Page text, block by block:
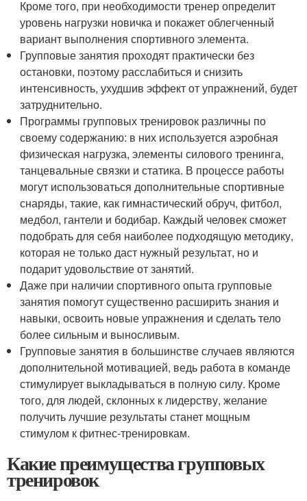
Кроме того, при необходимости тренер определит
уровень нагрузки новичка и покажет облегченный
вариант выполнения спортивного элемента.
Групповые занятия проходят практически без
остановки, поэтому расслабиться и снизить
интенсивность, ухудшив эффект от упражнений, будет
затруднительно.
Программы групповых тренировок различны по
своему содержанию: в них используется аэробная
физическая нагрузка, элементы силового тренинга,
танцевальные связки и статика. В процессе работы
могут использоваться дополнительные спортивные
снаряды, такие, как гимнастический обруч, фитбол,
медбол, гантели и бодибар. Каждый человек сможет
подобрать для себя наиболее подходящую методику,
которая не только даст нужный результат, но и
подарит удовольствие от занятий.
Даже при наличии спортивного опыта групповые
занятия помогут существенно расширить знания и
навыки, освоить новые упражнения и сделать тело
более сильным и выносливым.
Групповые занятия в большинстве случаев являются
дополнительной мотивацией, ведь работа в команде
стимулирует выкладываться в полную силу. Кроме
того, для людей, склонных к лидерству, желание
получить лучшие результаты станет мощным
стимулом к фитнес-тренировкам.
Какие преимущества групповых
тренировок